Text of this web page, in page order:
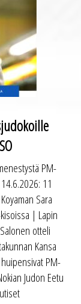
PM-
11
Sara
| Lapin
otteli
Kansa
PM-
Judon Eetu